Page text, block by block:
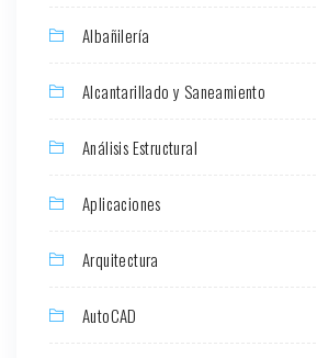
Albañilería
Alcantarillado y Saneamiento
Análisis Estructural
Aplicaciones
Arquitectura
AutoCAD